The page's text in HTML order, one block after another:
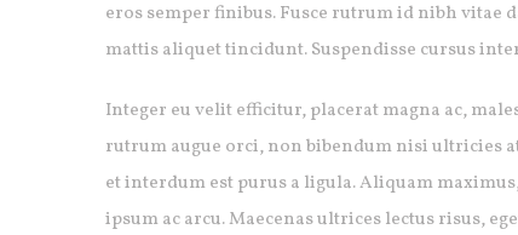
eros semper finibus. Fusce rutrum id nibh vitae
mattis aliquet tincidunt. Suspendisse cursus
Integer eu velit efficitur, placerat magna ac,
rutrum augue orci, non bibendum nisi ultricies
et interdum est purus a ligula. Aliquam
ipsum ac arcu. Maecenas ultrices lectus risus,